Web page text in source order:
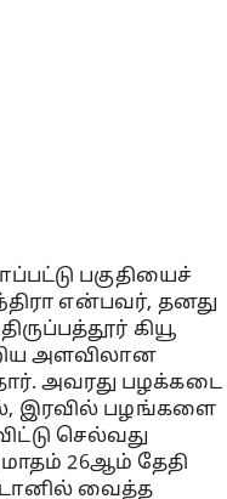
பகுதியைச்
என்பவர், தனது
கியூ
அளவிலான
அவரது பழக்கடை
இரவில் பழங்களை
செல்வது
26ஆம் தேதி
வைத்த